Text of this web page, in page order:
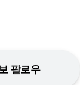
팔로우